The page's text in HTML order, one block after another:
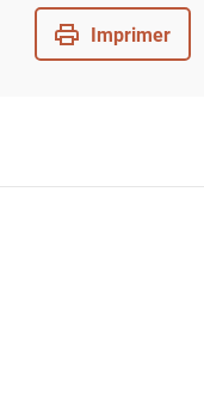
Imprimer